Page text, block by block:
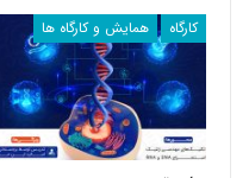
کارگاه همایش و کارگاه ها